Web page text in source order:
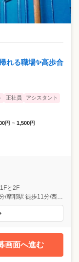
れる職場✨高歩合
正社員
アシスタント
円 ~ 1,500円
と2F
画面へ進む